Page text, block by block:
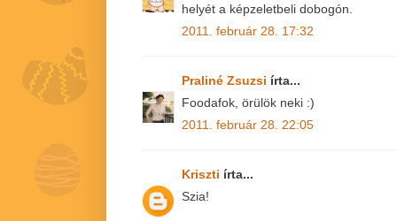
helyét a képzeletbeli dobogón.
2011. február 28. 17:32
Praliné Zsuzsi írta...
Foodafok, örülök neki :)
2011. február 28. 22:05
Kriszti írta...
Szia!